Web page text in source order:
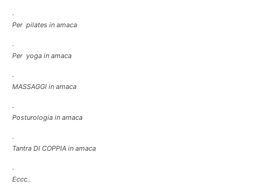
·
Per pilates in amaca
·
Per yoga in amaca
·
MASSAGGI in amaca
·
Posturologia in amaca
·
Tantra DI COPPIA in amaca
·
Eccc..